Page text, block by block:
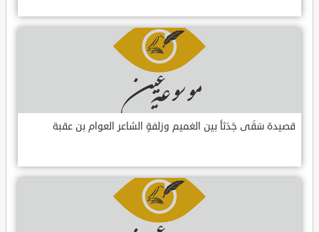
قصيدة سَقَى جَدَثاً بين الغميم وزلفةٍ الشاعر العوام بن عقبة